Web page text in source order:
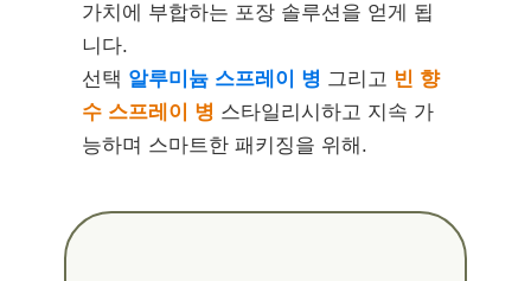
가치에 부합하는 포장 솔루션을 얻게 됩
니다.
선택 알루미늄 스프레이 병 그리고 빈 향
수 스프레이 병 스타일리시하고 지속 가
능하며 스마트한 패키징을 위해.